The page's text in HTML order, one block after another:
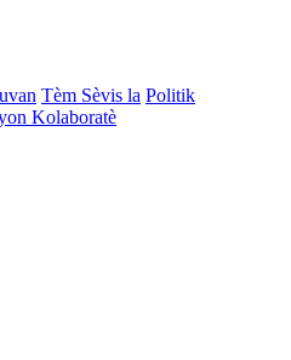
Tèm Sèvis la Politik
Kolaboratè